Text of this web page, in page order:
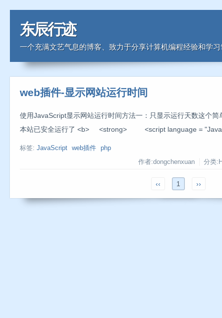
东辰行迹
一个充满文艺气息的博客、致力于分享计算机编程经验和学
web插件-显示网站运行时间
使用JavaScript显示网站运行时间方法一：只显示运行天数这个
本站已安全运行了 <b> <strong> <script language =
标签: JavaScript web插件
php
作者:dongchenxuan
分类
‹‹ 1 ››